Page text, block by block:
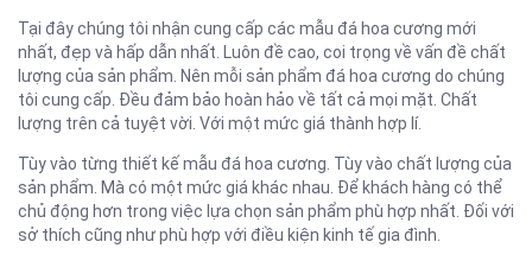
Tại đây chúng tôi nhận cung cấp các mẫu đá hoa cương mới
nhất, đẹp và hấp dẫn nhất. Luôn đề cao, coi trọng về vấn đề chất
lượng của sản phẩm. Nên mỗi sản phẩm đá hoa cương do chúng
tôi cung cấp. Đều đảm bảo hoàn hảo về tất cả mọi mặt. Chất
lượng trên cả tuyệt vời. Với một mức giá thành hợp lí.
Tùy vào từng thiết kế mẫu đá hoa cương. Tùy vào chất lượng của
sản phẩm. Mà có một mức giá khác nhau. Để khách hàng có thể
chủ động hơn trong việc lựa chọn sản phẩm phù hợp nhất. Đối với
sở thích cũng như phù hợp với điều kiện kinh tế gia đình.